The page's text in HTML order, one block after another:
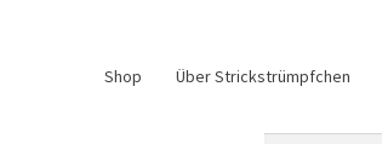
Shop Über Strickstrümpfchen